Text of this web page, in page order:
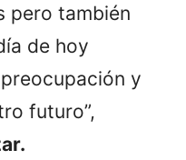
pero también
de hoy
y
futuro”,